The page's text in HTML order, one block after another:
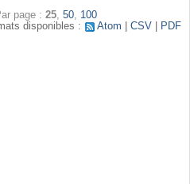
page : 25, 50, 100
disponibles :
Atom CSV PDF